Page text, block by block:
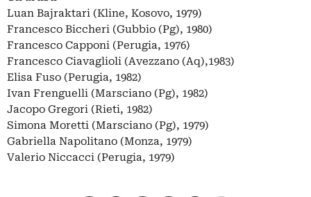
Luan Bajraktari (Kline, Kosovo, 1979)
Francesco Biccheri (Gubbio (Pg), 1980)
Francesco Capponi (Perugia, 1976)
Francesco Ciavaglioli (Avezzano (Aq),1983)
Elisa Fuso (Perugia, 1982)
Ivan Frenguelli (Marsciano (Pg), 1982)
Jacopo Gregori (Rieti, 1982)
Simona Moretti (Marsciano (Pg), 1979)
Gabriella Napolitano (Monza, 1979)
Valerio Niccacci (Perugia, 1979)